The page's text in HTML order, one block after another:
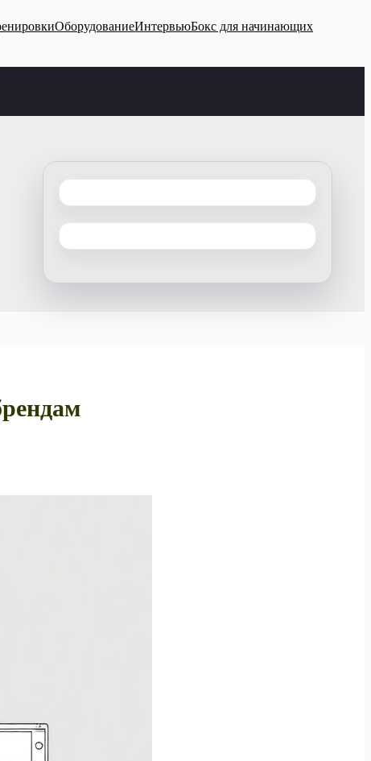
ОборудованиеИнтервьюБокс для начинающих